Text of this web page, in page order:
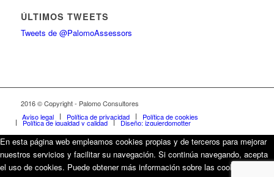
ÚLTIMOS TWEETS
Tweets de @PalomoAssessors
2016 © Copyright - Palomo Consultores
Aviso legal
Política de privacidad Política de cookies
Política de igualdad y calidad Diseño: izquierdomotter
En esta página web empleamos cookies propias y de terceros para mejorar
nuestros servicios y facilitar su navegación. Si continúa navegando, acepta
el uso de cookies. Puede obtener más información sobre las cookies que